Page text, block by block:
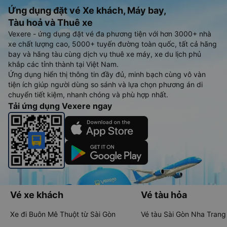
Ứng dụng đặt vé Xe khách, Máy bay,
Tàu hoả và Thuê xe
Vexere - ứng dụng đặt vé đa phương tiện với hơn 3000+ nhà
xe chất lượng cao, 5000+ tuyến đường toàn quốc, tất cả hãng
bay và hãng tàu cùng dịch vụ thuê xe máy, xe du lịch phủ
khắp các tỉnh thành tại Việt Nam.
Ứng dụng hiển thị thông tin đầy đủ, minh bạch cùng vô vàn
tiện ích giúp người dùng so sánh và lựa chọn phương án di
chuyển tiết kiệm, nhanh chóng và phù hợp nhất.
Tải ứng dụng Vexere ngay
Vé xe khách
Xe đi Buôn Mê Thuột từ Sài Gòn
Vé tàu hỏa
Vé tàu Sài Gòn Nha Trang